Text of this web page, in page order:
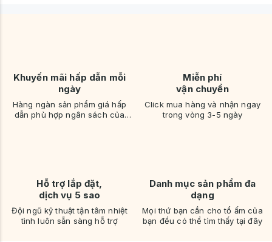
Khuyến mãi hấp dẫn mỗi
ngày
Hàng ngàn sản phẩm giá hấp
dẫn phù hợp ngân sách của
Miễn phí
vận chuyển
Click mua hàng và nhận ngay
trong vòng 3-5 ngày
Hỗ trợ lắp đặt,
dịch vụ 5 sao
Đội ngũ kỹ thuật tận tâm nhiệt
tình luôn sẵn sàng hỗ trợ
Danh mục sản phẩm đa
dạng
Mọi thứ bạn cần cho tổ ấm của
bạn đều có thể tìm thấy tại đây